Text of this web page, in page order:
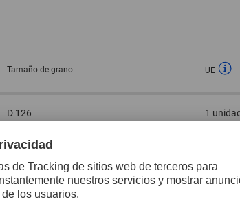
Tamaño de grano UE
D 126
1 unidad
D 181
1